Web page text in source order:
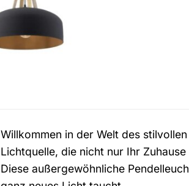
Willkommen in der Welt des
Lichtquelle, die nicht nur Ihr
Diese außergewöhnliche